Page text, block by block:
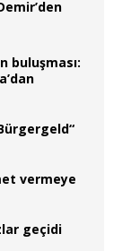
buluşması:
vermeye
geçidi